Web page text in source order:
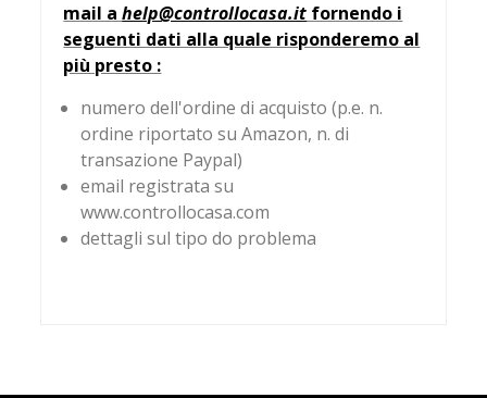
mail ahelp@controllocasa.it fornendo i
seguenti dati alla quale risponderemo al
più presto :
numero dell'ordine di acquisto (p.e. n.
ordine riportato su Amazon, n. di
transazione Paypal)
email registrata su
www.controllocasa.com
dettagli sul tipo do problema